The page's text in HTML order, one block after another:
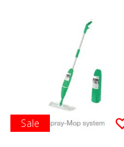
Sale